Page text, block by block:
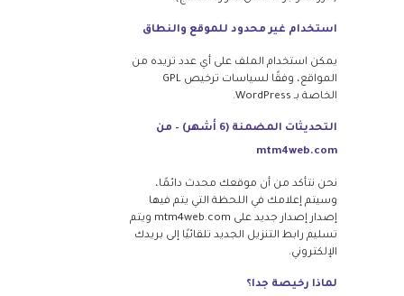
استخدام غير محدود للموقع والنطاق
يمكن استخدام الملف على أي عدد تريده من
المواقع، وفقًا لسياسات ترخيص GPL
الخاصة بـ WordPress.
التحديثات المضمنة (6 أشهر) – من
mtm4web.com
نحن نتأكد من أن موقعك محدث دائمًا،
وسيتم إعلامك في اللحظة التي يتم فيها
إصدار إصدار جديد على mtm4web.com ويتم
تسليم رابط التنزيل الجديد تلقائيًا إلى بريدك
الإلكتروني.
لماذا رخيصة جدا؟